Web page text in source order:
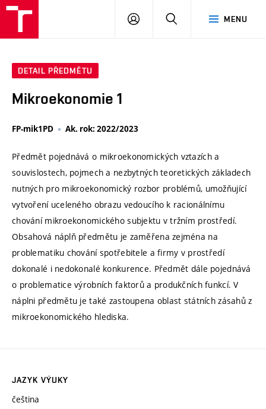
MENU
PŘIHLÁSIT
DETAIL PŘEDMĚTU
Mikroekonomie 1
FP-mik1PD Ak. rok: 2022/2023
Předmět pojednává o mikroekonomických vztazích a
souvislostech, pojmech a nezbytných teoretických základech
nutných pro mikroekonomický rozbor problémů, umožňující
vytvoření uceleného obrazu vedoucího k racionálnímu
chování mikroekonomického subjektu v tržním prostředí.
Obsahová náplň předmětu je zaměřena zejména na
problematiku chování spotřebitele a firmy v prostředí
dokonalé i nedokonalé konkurence. Předmět dále pojednává
o problematice výrobních faktorů a produkčních funkcí. V
náplni předmětu je také zastoupena oblast státních zásahů z
mikroekonomického hlediska.
JAZYK VÝUKY
čeština